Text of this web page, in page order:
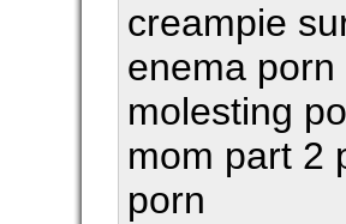
creampie
enema
molesting
mom part 2
porn